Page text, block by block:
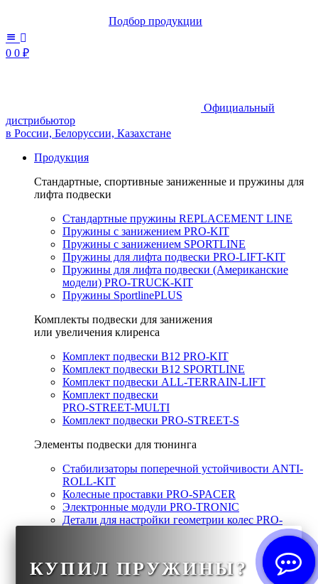
Подбор продукции
0 0 ₽
Официальный
дистрибьютор
в России, Белоруссии, Казахстане
Продукция
Стандартные, спортивные заниженные и пружины для
лифта подвески
Стандартные пружины REPLACEMENT LINE
Пружины с занижением PRO-KIT
Пружины с занижением SPORTLINE
Пружины для лифта подвески PRO-LIFT-KIT
Пружины для лифта подвески (Американские
модели) PRO-TRUCK-KIT
Пружины SportlinePLUS
Комплекты подвески для занижения
или увеличения клиренса
Комплект подвески B12 PRO-KIT
Комплект подвески B12 SPORTLINE
Комплект подвески ALL-TERRAIN-LIFT
Комплект подвески
PRO-STREET-MULTI
Комплект подвески PRO-STREET-S
Элементы подвески для тюнинга
Стабилизаторы поперечной устойчивости ANTI-
ROLL-KIT
Колесные проставки PRO-SPACER
Электронные модули PRO-TRONIC
Детали для настройки геометрии колес PRO-
Спортивные пружины и стабилизаторы поперечной
устойчивости
КУПИЛ ПРУЖИНЫ?